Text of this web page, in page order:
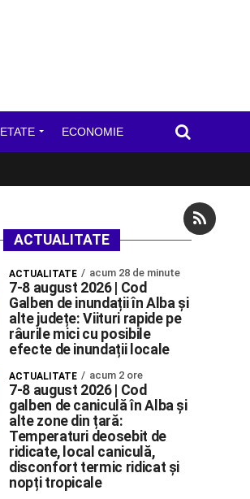
ECONOMIE
ACTUALITATE
ACTUALITATE acum 28 de minute
7-8 august 2026 | Cod
Galben de inundații în Alba și
alte județe: Viituri rapide pe
râurile mici cu posibile
efecte de inundații locale
ACTUALITATE acum 2 ore
7-8 august 2026 | Cod
galben de caniculă în Alba și
alte zone din țară:
Temperaturi deosebit de
ridicate, local caniculă,
disconfort termic ridicat și
nopți tropicale